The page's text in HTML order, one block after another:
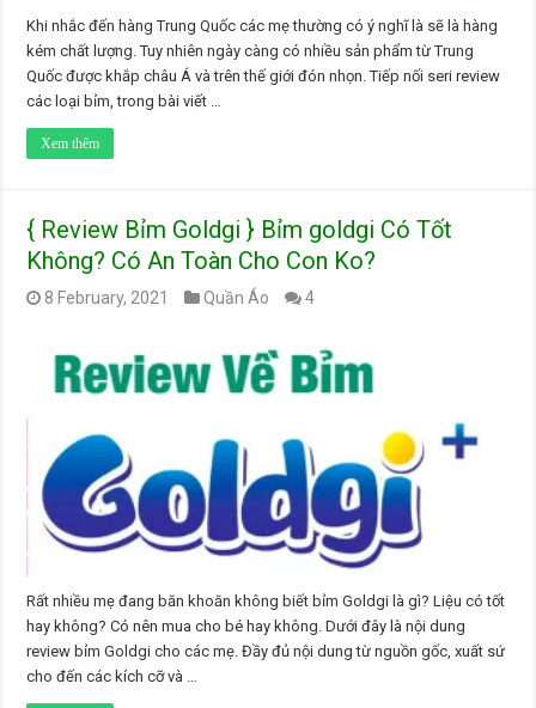
Khi nhắc đến hàng Trung Quốc các mẹ thường có ý nghĩ là sẽ là hàng
kém chất lượng. Tuy nhiên ngày càng có nhiều sản phẩm từ Trung
Quốc được khắp châu Á và trên thế giới đón nhọn. Tiếp nối seri review
các loại bỉm, trong bài viết …
Xem thêm
{ Review Bỉm Goldgi } Bỉm goldgi Có Tốt
Không? Có An Toàn Cho Con Ko?
8 February, 2021 Quần Áo 4
Rất nhiều mẹ đang băn khoăn không biết bỉm Goldgi là gì? Liệu có tốt
hay không? Có nên mua cho bé hay không. Dưới đây là nội dung
review bỉm Goldgi cho các mẹ. Đầy đủ nội dung từ nguồn gốc, xuất sứ
cho đến các kích cỡ và …